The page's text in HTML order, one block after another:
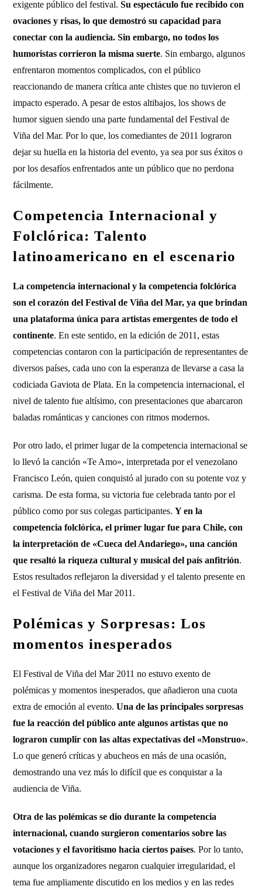
exigente público del festival.Su espectáculo fue recibido con
ovaciones y risas, lo que demostró su capacidad para
conectar con la audiencia. Sin embargo, no todos los
humoristas corrieron la misma suerte. Sin embargo, algunos
enfrentaron momentos complicados, con el público
reaccionando de manera crítica ante chistes que no tuvieron el
impacto esperado. A pesar de estos altibajos, los shows de
humor siguen siendo una parte fundamental del Festival de
Viña del Mar. Por lo que, los comediantes de 2011 lograron
dejar su huella en la historia del evento, ya sea por sus éxitos o
por los desafíos enfrentados ante un público que no perdona
fácilmente.
Competencia Internacional y
Folclórica: Talento
latinoamericano en el escenario
La competencia internacional y la competencia folclórica
son el corazón del Festival de Viña del Mar, ya que brindan
una plataforma única para artistas emergentes de todo el
continente. En este sentido, en la edición de 2011, estas
competencias contaron con la participación de representantes de
diversos países, cada uno con la esperanza de llevarse a casa la
codiciada Gaviota de Plata. En la competencia internacional, el
nivel de talento fue altísimo, con presentaciones que abarcaron
baladas románticas y canciones con ritmos modernos.
Por otro lado, el primer lugar de la competencia internacional se
lo llevó la canción «Te Amo», interpretada por el venezolano
Francisco León, quien conquistó al jurado con su potente voz y
carisma. De esta forma, su victoria fue celebrada tanto por el
público como por sus colegas participantes.Y en la
competencia folclórica, el primer lugar fue para Chile, con
la interpretación de «Cueca del Andariego», una canción
que resaltó la riqueza cultural y musical del país anfitrión.
Estos resultados reflejaron la diversidad y el talento presente en
el Festival de Viña del Mar 2011.
Polémicas y Sorpresas: Los
momentos inesperados
El Festival de Viña del Mar 2011 no estuvo exento de
polémicas y momentos inesperados, que añadieron una cuota
extra de emoción al evento.Una de las principales sorpresas
fue la reacción del público ante algunos artistas que no
lograron cumplir con las altas expectativas del «Monstruo».
Lo que generó críticas y abucheos en más de una ocasión,
demostrando una vez más lo difícil que es conquistar a la
audiencia de Viña.
Otra de las polémicas se dio durante la competencia
internacional, cuando surgieron comentarios sobre las
votaciones y el favoritismo hacia ciertos países. Por lo tanto,
aunque los organizadores negaron cualquier irregularidad, el
tema fue ampliamente discutido en los medios y en las redes